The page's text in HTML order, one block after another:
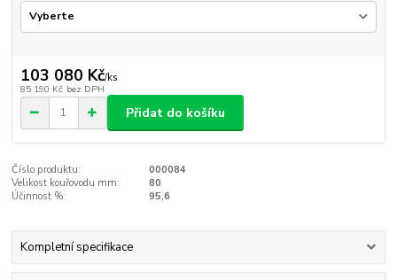
103 080 Kč/ks
85 190 Kč bez DPH
Přidat do košíku
Číslo produktu:
000084
Velikost kouřovodu mm:
80
Účinnost %:
95,6
Kompletní specifikace